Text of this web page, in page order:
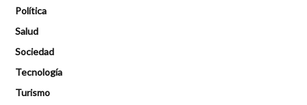
Política
Salud
Sociedad
Tecnología
Turismo